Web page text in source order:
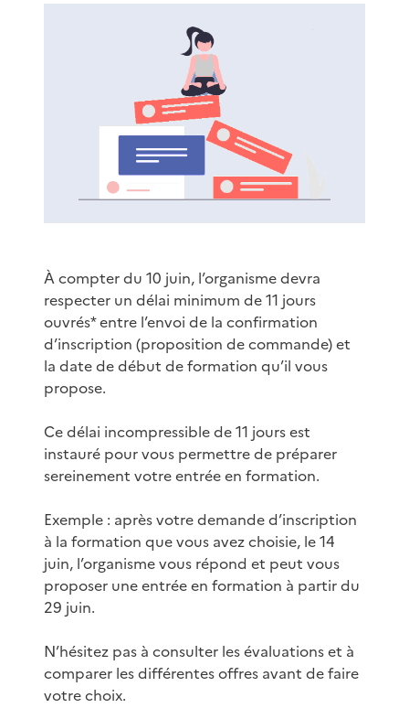
À compter du 10 juin, l’organisme devra
respecter un délai minimum de 11 jours
ouvrés* entre l’envoi de la confirmation
d’inscription (proposition de commande) et
la date de début de formation qu’il vous
propose.
Ce délai incompressible de 11 jours est
instauré pour vous permettre de préparer
sereinement votre entrée en formation.
Exemple : après votre demande d’inscription
à la formation que vous avez choisie, le 14
juin, l’organisme vous répond et peut vous
proposer une entrée en formation à partir du
29 juin.
N’hésitez pas à consulter les évaluations et à
comparer les différentes offres avant de faire
votre choix.